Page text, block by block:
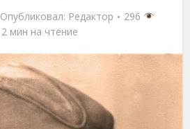
Опубликовал: Редактор
296
2 мин на чтение